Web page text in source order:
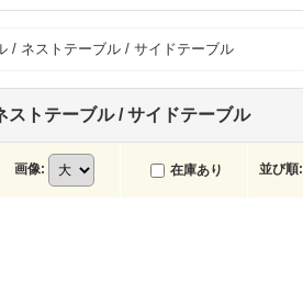
/ ネストテーブル / サイドテーブル
ストテーブル / サイドテーブル
画像: 在庫あり 並び順: